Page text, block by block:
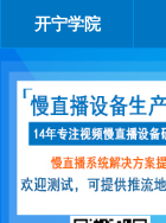
开宁学院